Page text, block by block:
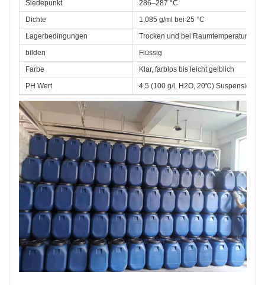
Siedepunkt
286–287 °C
Dichte
1,085 g/ml bei 25 °C
Lagerbedingungen
Trocken und bei Raumtemperatur
bilden
Flüssig
Farbe
Klar, farblos bis leicht gelblich
PH Wert
4,5 (100 g/l, H2O, 20℃) Suspension